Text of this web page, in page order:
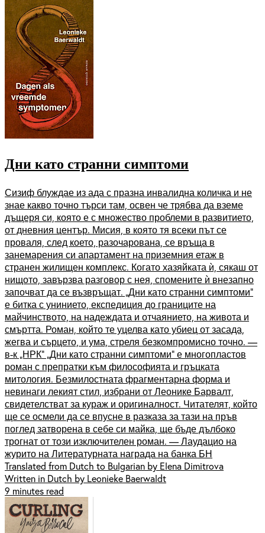
Дни като странни симптоми
Сизиф блуждае из ада с празна инвалидна количка и не
знае какво точно търси там, освен че трябва да вземе
дъщеря си, която е с множество проблеми в развитието,
от дневния център. Мисия, в която тя всеки път се
проваля, след което, разочарована, се връща в
занемарения си апартамент на приземния етаж в
странен жилищен комплекс. Когато хазяйката ѝ, сякаш от
нищото, завързва разговор с нея, спомените ѝ внезапно
започват да се възвръщат. „Дни като странни симптоми”
е битка с унинието, експедиция до границите на
майчинството, на надеждата и отчаянието, на живота и
смъртта. Роман, който те уцелва като убиец от засада,
жегва и сърцето, и ума, стреля безкомпромисно точно. —
в-к „НРК” „Дни като странни симптоми” е многопластов
роман с препратки към философията и гръцката
митология. Безмилостната фрагментарна форма и
невинаги лекият стил, избрани от Леонике Барвалт,
свидетелстват за кураж и оригиналност. Читателят, който
ще се осмели да се впусне в разказа за тази на пръв
поглед затворена в себе си майка, ще бъде дълбоко
трогнат от този изключителен роман. — Лаудацио на
журито на Литературната награда на банка БН
Translated from Dutch to Bulgarian by Elena Dimitrova
Written in Dutch by Leonieke Baerwaldt
9 minutes read